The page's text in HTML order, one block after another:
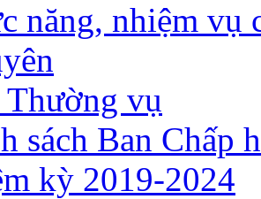
năng, nhiệm vụ
Thường vụ
sách Ban Chấp
kỳ 2019-2024